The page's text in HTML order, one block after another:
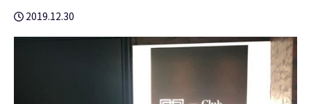
2019.12.30